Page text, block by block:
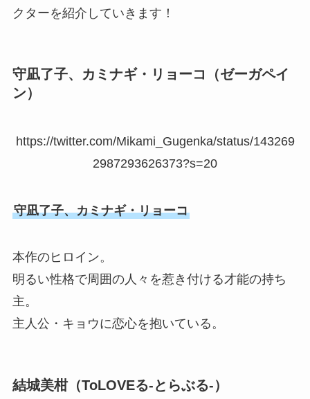
クターを紹介していきます！
守凪了子、カミナギ・リョーコ（ゼーガペイ
ン）
https://twitter.com/Mikami_Gugenka/status/143269
2987293626373?s=20
守凪了子、カミナギ・リョーコ
本作のヒロイン。
明るい性格で周囲の人々を惹き付ける才能の持ち
主。
主人公・キョウに恋心を抱いている。
結城美柑（ToLOVEる-とらぶる-）